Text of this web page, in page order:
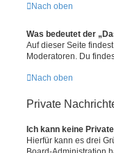
Nach oben
Was bedeutet der
Auf dieser Seite
Moderatoren. Du
Nach oben
Private
Ich kann keine
Hierfür kann es drei